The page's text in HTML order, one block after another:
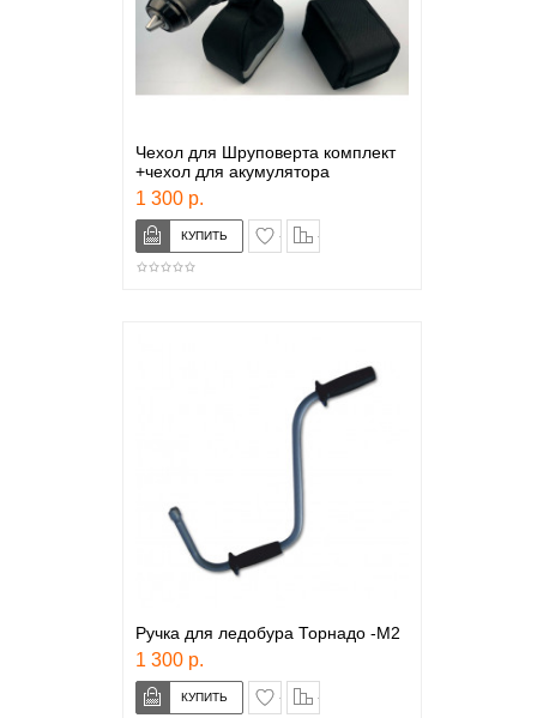
Чехол для Шруповерта комплект
+чехол для акумулятора
1 300 р.
в закладки
Ручка для ледобура Торнадо -М2
1 300 р.
в закладки